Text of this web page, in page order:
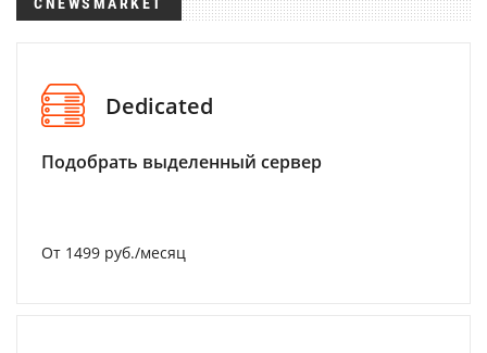
CNEWSMARKET
Dedicated
Подобрать выделенный сервер
От 1499 руб./месяц